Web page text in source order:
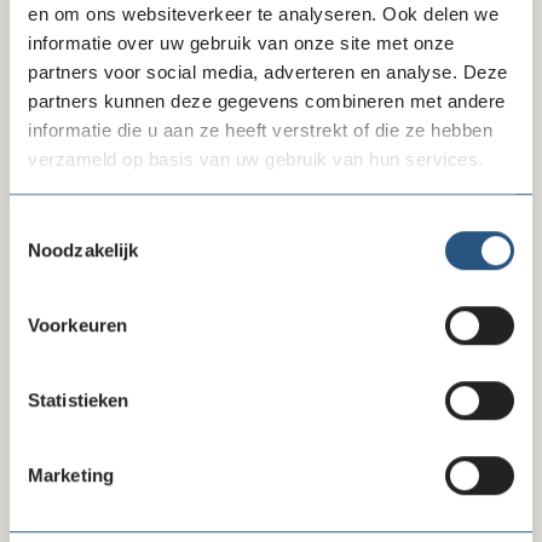
en om ons websiteverkeer te analyseren. Ook delen we
informatie over uw gebruik van onze site met onze
partners voor social media, adverteren en analyse. Deze
partners kunnen deze gegevens combineren met andere
informatie die u aan ze heeft verstrekt of die ze hebben
verzameld op basis van uw gebruik van hun services.
Noodzakelijk
Voorkeuren
Statistieken
Marketing
Neem contact op met Stichting
Hope4Gaza
Video